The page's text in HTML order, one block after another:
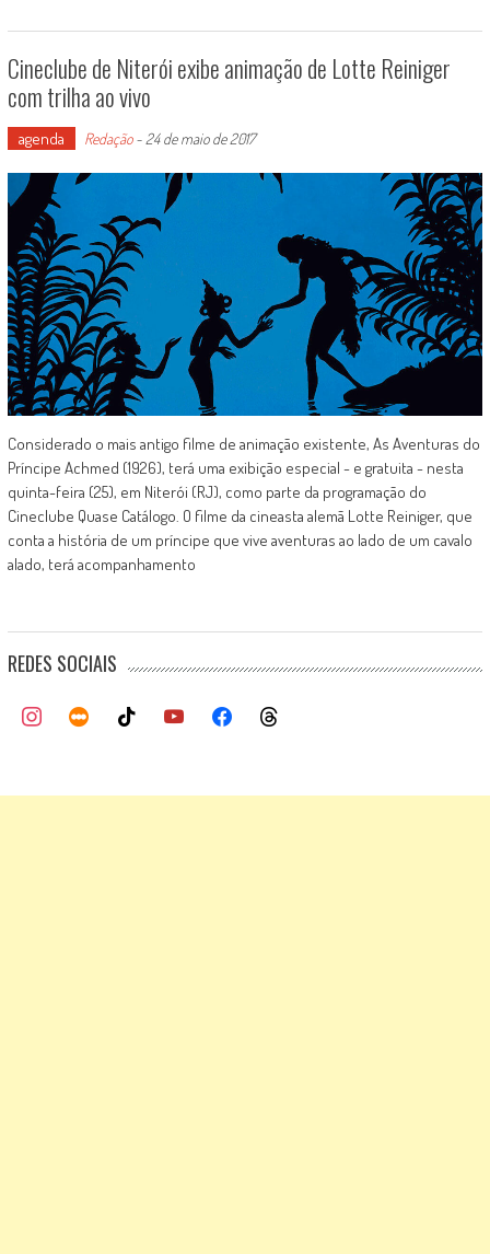
Cineclube de Niterói exibe animação de Lotte Reiniger
com trilha ao vivo
agenda Redação-24 de maio de 2017
Considerado o mais antigo filme de animação existente, As Aventuras do
Príncipe Achmed (1926), terá uma exibição especial - e gratuita - nesta
quinta-feira (25), em Niterói (RJ), como parte da programação do
Cineclube Quase Catálogo. O filme da cineasta alemã Lotte Reiniger, que
conta a história de um príncipe que vive aventuras ao lado de um cavalo
alado, terá acompanhamento
REDES SOCIAIS